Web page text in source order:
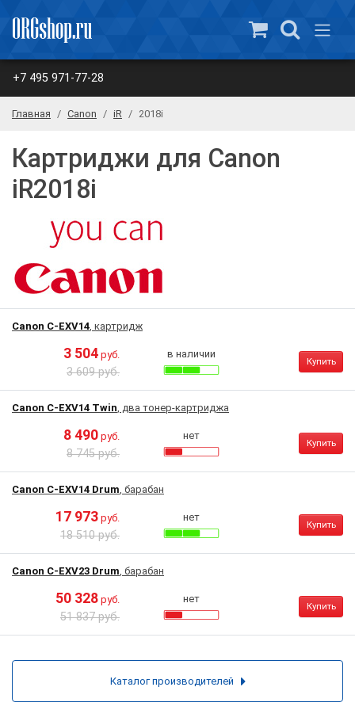
+7 495 971-77-28
Главная Canon iR 2018i
Картриджи для Canon
iR2018i
Canon C-EXV14, картридж
3 504 руб.
3 609 руб.
в наличии
Купить
Canon C-EXV14 Twin, два тонер-картриджа
8 490 руб.
8 745 руб.
нет
Купить
Canon C-EXV14 Drum, барабан
17 973 руб.
18 510 руб.
нет
Купить
Canon C-EXV23 Drum, барабан
50 328 руб.
51 837 руб.
нет
Купить